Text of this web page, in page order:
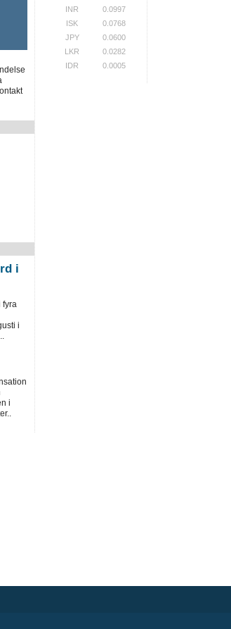
i
fyra
i
i
INR
0.0997
ISK
0.0768
JPY
0.0600
LKR
0.0282
IDR
0.0005